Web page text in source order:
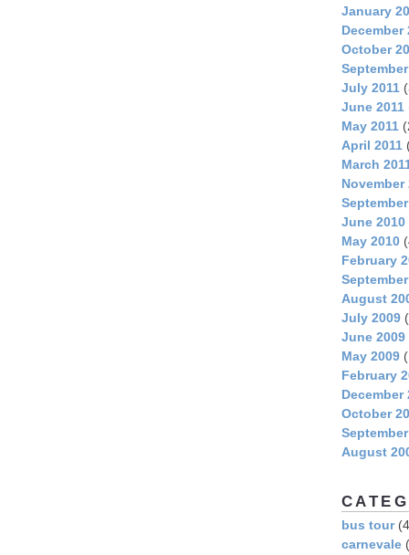
January
December
October
July 2011
June 2011
May 2011
April 2011
March
November
June 2010
May 2010
February
August
July 2009
June 2009
May 2009
February
December
October
August
bus tour
carnevale